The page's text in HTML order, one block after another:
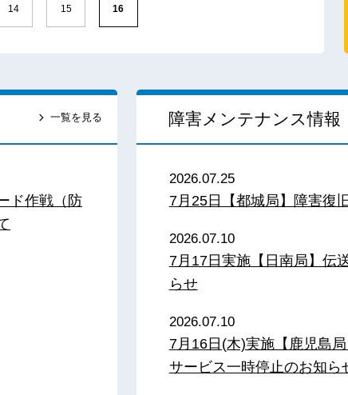
14 15 16
一覧を見る
ド作戦（防
障害メンテナンス情報
2026.07.25
7月25日【都城局】障害復
2026.07.10
7月17日実施【日南局】伝
らせ
2026.07.10
7月16日(木)実施【鹿児島
サービス一時停止のお知ら